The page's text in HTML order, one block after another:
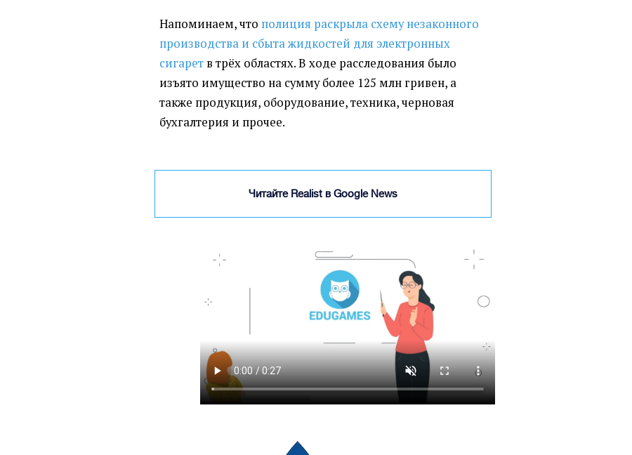
Напоминаем, что полиция раскрыла схему незаконного
производства и сбыта жидкостей для электронных
сигарет в трёх областях. В ходе расследования было
изъято имущество на сумму более 125 млн гривен, а
также продукция, оборудование, техника, черновая
бухгалтерия и прочее.
Читайте Realist в Google News